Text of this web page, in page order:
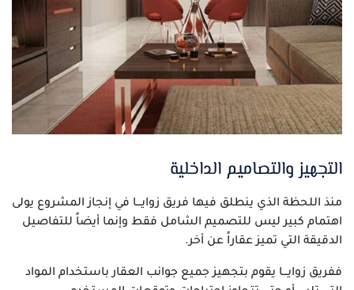
التجهيز والتصاميم الداخلية
منذ اللحظة الذي ينطلق فيها فريق زوايـــا في إنجاز المشروع يولى
اهتمام كبير ليس للتصميم الشامل فقط وإنما أيضاً للتفاصيل
الدقيقة التي تميز عقاراً عن أخر.
ففريق زوايـــا يقوم بتجهيز جميع جوانب العقار باستخدام المواد